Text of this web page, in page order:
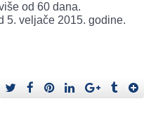
od 60 dana.
5. veljače 2015. godine.